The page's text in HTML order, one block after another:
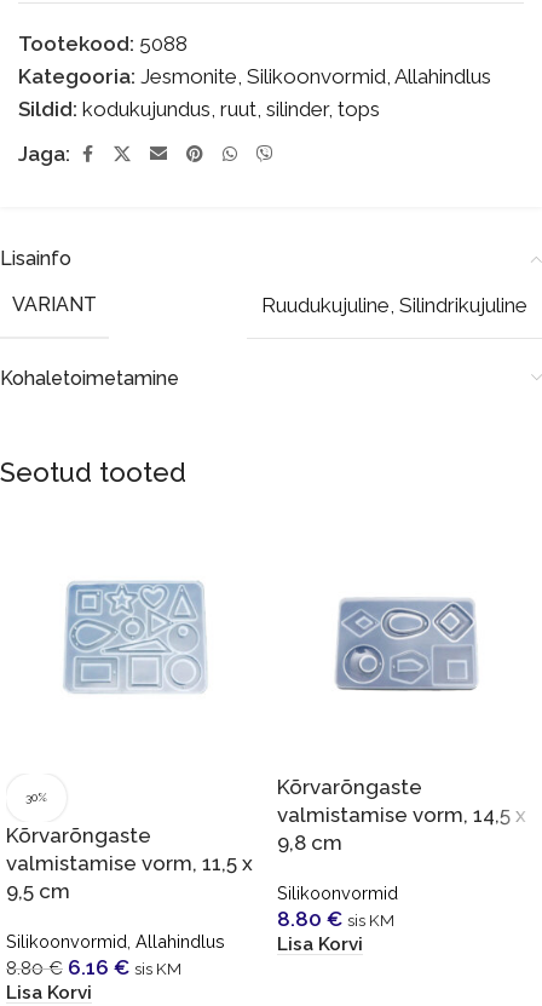
Tootekood: 5088
Kategooria: Jesmonite, Silikoonvormid, Allahindlus
Sildid: kodukujundus, ruut, silinder, tops
Jaga:
Lisainfo
VARIANT
Ruudukujuline, Silindrikujuline
Kohaletoimetamine
Seotud tooted
30%
Kõrvarõngaste
valmistamise vorm, 11,5 x
9,5 cm
Silikoonvormid Allahindlus
8.80€ 6.16 € sis KM
Lisa Korvi
Kõrvarõngaste
valmistamise vorm, 14,5 x
9,8 cm
Silikoonvormid
8.80 € sis KM
Lisa Korvi